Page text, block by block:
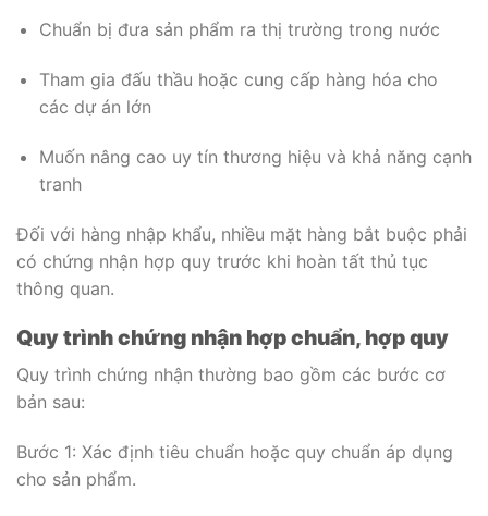
Chuẩn bị đưa sản phẩm ra thị trường trong nước
Tham gia đấu thầu hoặc cung cấp hàng hóa cho
các dự án lớn
Muốn nâng cao uy tín thương hiệu và khả năng cạnh
tranh
Đối với hàng nhập khẩu, nhiều mặt hàng bắt buộc phải
có chứng nhận hợp quy trước khi hoàn tất thủ tục
thông quan.
Quy trình chứng nhận hợp chuẩn, hợp quy
Quy trình chứng nhận thường bao gồm các bước cơ
bản sau:
Bước 1: Xác định tiêu chuẩn hoặc quy chuẩn áp dụng
cho sản phẩm.